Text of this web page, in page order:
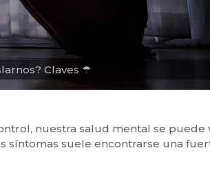
Claves ☂
nuestra salud mental se puede
síntomas suele encontrarse una